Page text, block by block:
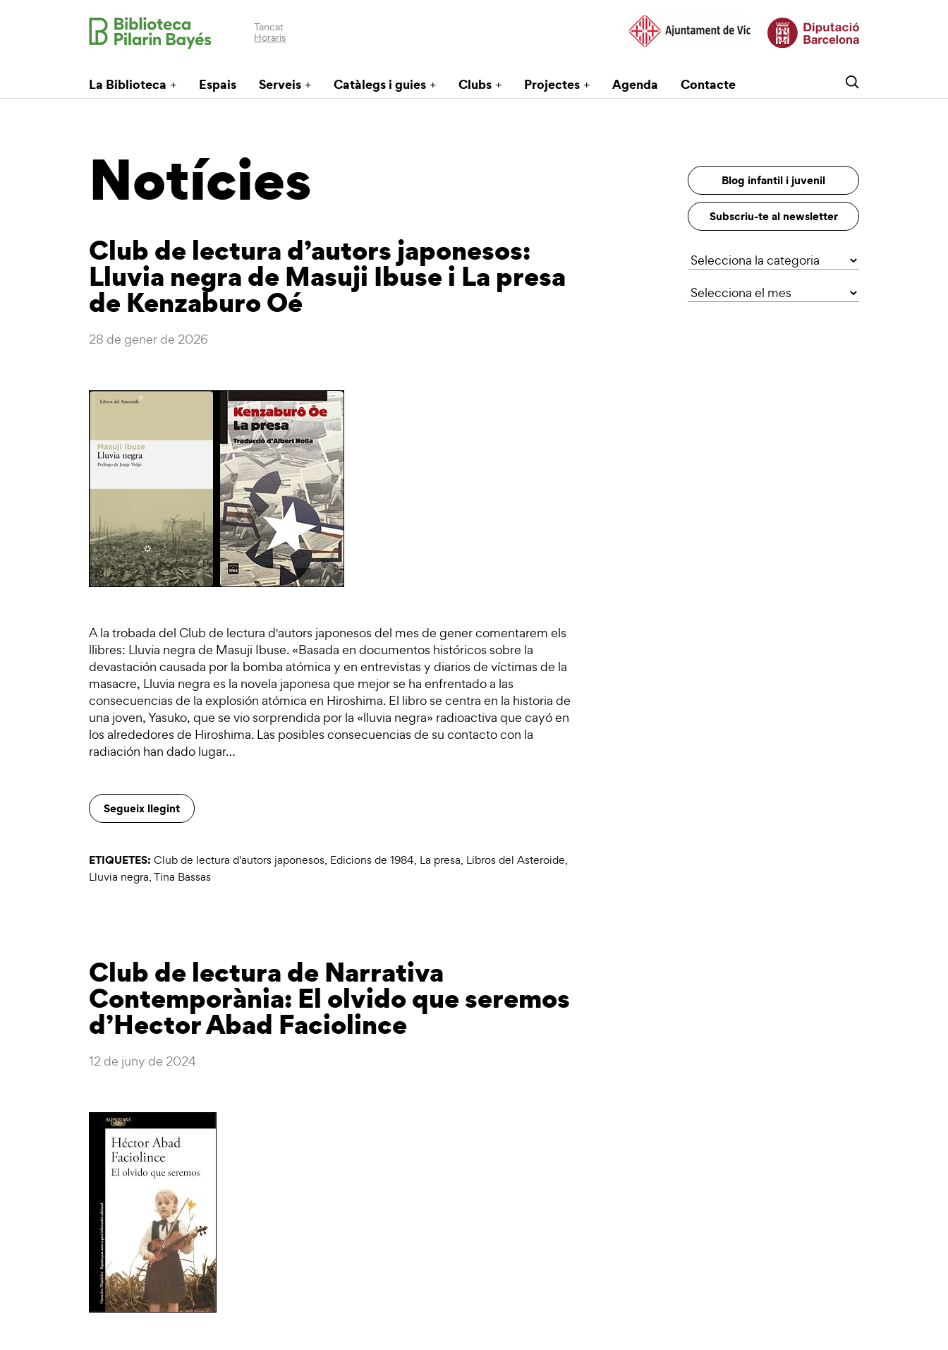
Tancat
Horaris
La Biblioteca Espais Serveis Catàlegs i guies Clubs Projectes Agenda Contacte
Notícies Blog infantil i juvenil
Subscriu-te al newsletter
Club de lectura d’autors japonesos:
Lluvia negra de Masuji Ibuse i La presa
de Kenzaburo Oé
28 de gener de 2026
A la trobada del Club de lectura d'autors japonesos del mes de gener comentarem els
llibres: Lluvia negra de Masuji Ibuse. «Basada en documentos históricos sobre la
devastación causada por la bomba atómica y en entrevistas y diarios de víctimas de la
masacre, Lluvia negra es la novela japonesa que mejor se ha enfrentado a las
consecuencias de la explosión atómica en Hiroshima. El libro se centra en la historia de
una joven, Yasuko, que se vio sorprendida por la «lluvia negra» radioactiva que cayó en
los alrededores de Hiroshima. Las posibles consecuencias de su contacto con la
radiación han dado lugar…
Segueix llegint
ETIQUETES: Club de lectura d'autors japonesos, Edicions de 1984, La presa, Libros del Asteroide,
Lluvia negra,Tina Bassas
Club de lectura de Narrativa
Contemporània: El olvido que seremos
d’Hector Abad Faciolince
12 de juny de 2024
Categories